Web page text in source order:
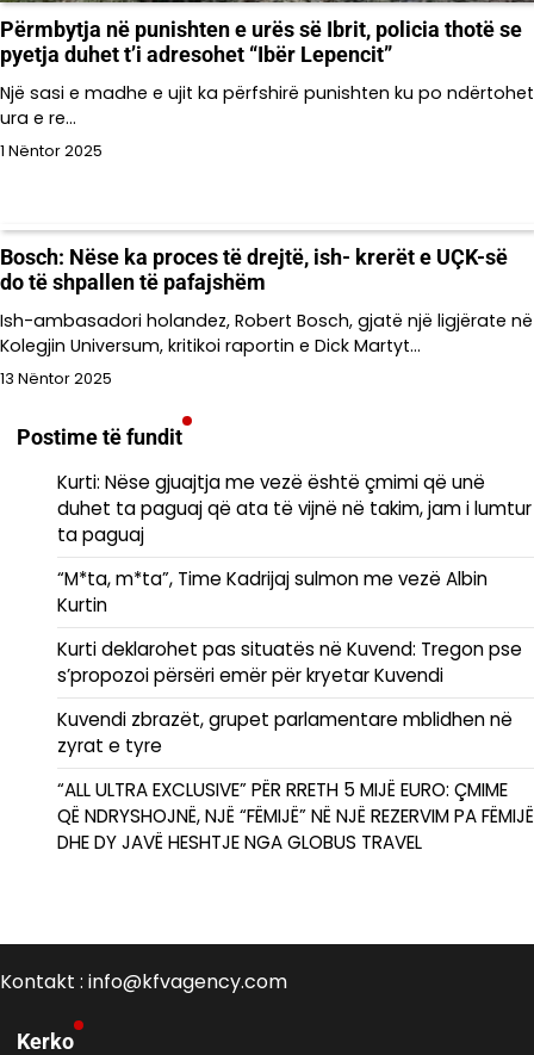
Përmbytja në punishten e urës së Ibrit, policia thotë se
pyetja duhet t’i adresohet “Ibër Lepencit”
Një sasi e madhe e ujit ka përfshirë punishten ku po ndërtohet
ura e re…
1 Nëntor 2025
Bosch: Nëse ka proces të drejtë, ish- krerët e UÇK-së
do të shpallen të pafajshëm
Ish-ambasadori holandez, Robert Bosch, gjatë një ligjërate në
Kolegjin Universum, kritikoi raportin e Dick Martyt…
13 Nëntor 2025
Postime të fundit
Kurti: Nëse gjuajtja me vezë është çmimi që unë
duhet ta paguaj që ata të vijnë në takim, jam i lumtur
ta paguaj
“M*ta, m*ta”, Time Kadrijaj sulmon me vezë Albin
Kurtin
Kurti deklarohet pas situatës në Kuvend: Tregon pse
s’propozoi përsëri emër për kryetar Kuvendi
Kuvendi zbrazët, grupet parlamentare mblidhen në
zyrat e tyre
“ALL ULTRA EXCLUSIVE” PËR RRETH 5 MIJË EURO: ÇMIME
QË NDRYSHOJNË, NJË “FËMIJË” NË NJË REZERVIM PA FËMIJË
DHE DY JAVË HESHTJE NGA GLOBUS TRAVEL
Kontakt : info@kfvagency.com
Kerko